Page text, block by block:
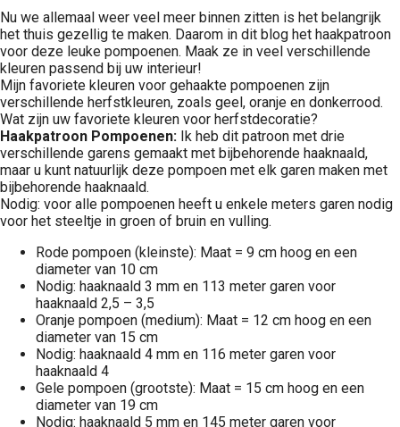
Nu we allemaal weer veel meer binnen zitten is het belangrijk
het thuis gezellig te maken. Daarom in dit blog het haakpatroon
voor deze leuke pompoenen. Maak ze in veel verschillende
kleuren passend bij uw interieur!
Mijn favoriete kleuren voor gehaakte pompoenen zijn
verschillende herfstkleuren, zoals geel, oranje en donkerrood.
Wat zijn uw favoriete kleuren voor herfstdecoratie?
Haakpatroon Pompoenen: Ik heb dit patroon met drie
verschillende garens gemaakt met bijbehorende haaknaald,
maar u kunt natuurlijk deze pompoen met elk garen maken met
bijbehorende haaknaald.
Nodig: voor alle pompoenen heeft u enkele meters garen nodig
voor het steeltje in groen of bruin en vulling.
Rode pompoen (kleinste): Maat = 9 cm hoog en een
diameter van 10 cm
Nodig: haaknaald 3 mm en 113 meter garen voor
haaknaald 2,5 – 3,5
Oranje pompoen (medium): Maat = 12 cm hoog en een
diameter van 15 cm
Nodig: haaknaald 4 mm en 116 meter garen voor
haaknaald 4
Gele pompoen (grootste): Maat = 15 cm hoog en een
diameter van 19 cm
Nodig: haaknaald 5 mm en 145 meter garen voor